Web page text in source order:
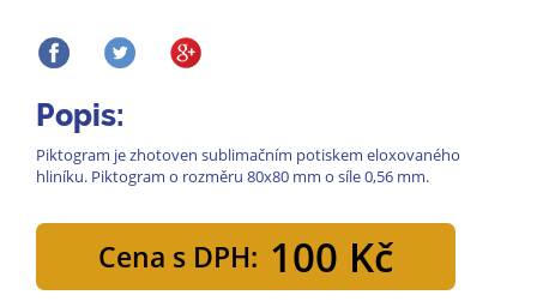
Popis:
Piktogram je zhotoven sublimačním potiskem eloxovaného
hliníku. Piktogram o rozměru 80x80 mm o síle 0,56 mm.
Cena s DPH: 100 Kč